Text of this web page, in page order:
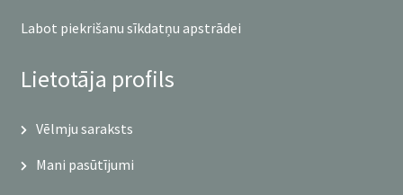
Labot piekrišanu sīkdatņu apstrādei
Lietotāja profils
Vēlmju saraksts
Mani pasūtījumi